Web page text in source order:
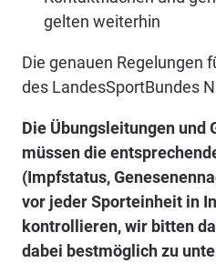
gelten weiterhin
Die genauen Regelungen
des LandesSportBundes
Die Übungsleitungen und
müssen die
(Impfstatus,
vor jeder Sporteinheit in
kontrollieren, wir bitten
dabei bestmöglich zu